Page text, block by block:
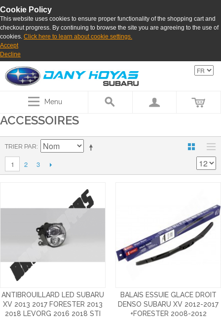
Cookie Policy
This website uses cookies to ensure proper functionality of the shopping cart and
checkout progress. By continuing to browse the site you are agreeing to the use of
cookies. Click here to learn about cookie settings.
Accept
Decline
Menu
ACCESSOIRES
TRIER PAR
1 2 3
ANTIBROUILLARD LED SUBARU
XV 2013 2017 FORESTER 2013
2018 LEVORG 2016 2018 STI
BALAIS ESSUIE GLACE DROIT
DENSO SUBARU XV 2012-2017
+FORESTER 2008-2012